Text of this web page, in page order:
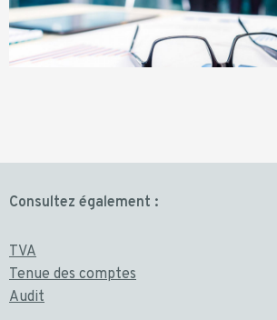
Consultez également :
TVA
Tenue des comptes
Audit